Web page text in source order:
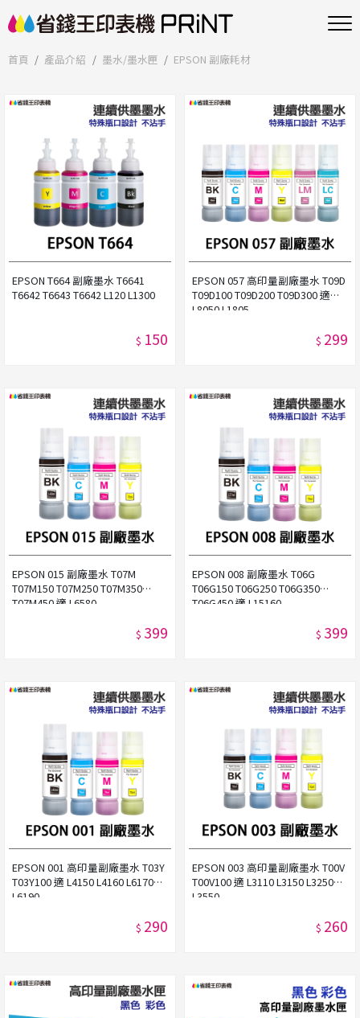
首頁 產品介紹 墨水/墨水匣 EPSON 副廠耗材
EPSON T664 副廠墨水 T6641
T6642 T6643 T6642 L120 L1300
$ 150
EPSON 057 高印量副廠墨水 T09D
T09D100 T09D200 T09D300 適
L8050 L1805
$ 299
EPSON 015 副廠墨水 T07M
T07M150 T07M250 T07M350
T07M450 適 L6580
$ 399
EPSON 008 副廠墨水 T06G
T06G150 T06G250 T06G350
T06G450 適 L15160
$ 399
EPSON 001 高印量副廠墨水 T03Y
T03Y100 適 L4150 L4160 L6170
L6190
$ 290
EPSON 003 高印量副廠墨水 T00V
T00V100 適 L3110 L3150 L3250
L3550
$ 260